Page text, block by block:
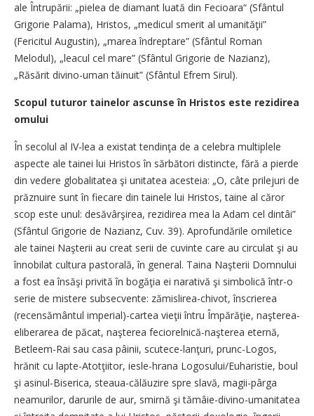
ale Întrupării: „pielea de diamant luată din Fecioara“ (Sfântul
Grigorie Palama), Hristos, „medicul smerit al umanităţii”
(Fericitul Augustin), „marea îndreptare” (Sfântul Roman
Melodul), „leacul cel mare” (Sfântul Grigorie de Nazianz),
„Răsărit divino-uman tăinuit” (Sfântul Efrem Sirul).
Scopul tuturor tainelor ascunse în Hristos este rezidirea
omului
În secolul al IV-lea a existat tendinţa de a celebra multiplele
aspecte ale tainei lui Hristos în sărbători distincte, fără a pierde
din vedere globalitatea şi unitatea acesteia: „O, câte prilejuri de
prăznuire sunt în fiecare din tainele lui Hristos, taine al căror
scop este unul: desăvârşirea, rezidirea mea la Adam cel dintâi”
(Sfântul Grigorie de Nazianz, Cuv. 39). Aprofundările omiletice
ale tainei Naşterii au creat serii de cuvinte care au circulat şi au
înnobilat cultura pastorală, în general. Taina Naşterii Domnului
a fost ea însăşi privită în bogăţia ei narativă şi simbolică într-o
serie de mistere subsecvente: zămislirea-chivot, înscrierea
(recensământul imperial)-cartea vieţii întru Împărăţie, naş­terea-
eliberarea de păcat, naşterea feciorelnică-naşterea eternă,
Betleem-Rai sau casa pâinii, scutece-lanţuri, prunc-Logos,
hrănit cu lapte-Atotţiitor, iesle-hra­na Logosului/Euharistie, boul
şi asinul-Biserica, steaua-călăuzire spre slavă, magii-pârga
neamurilor, darurile de aur, smirnă şi tămâie-divino-umanitatea